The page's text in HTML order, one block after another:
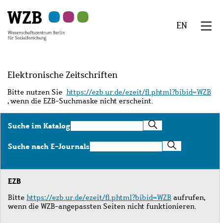
Hauptinhalt
springen
Navigation
springen
Suche
springen
Sekundärnavigation
springen
Fußzeile
springen
EN
Elektronische Zeitschriften
Bitte nutzen Sie https://ezb.ur.de/ezeit/fl.phtml?bibid=WZB
, wenn die EZB-Suchmaske nicht erscheint.
Suche im KatalogSuche
im
Katalog
Suche nach E-JournalsSuche
nach
Journals
EZB
Bitte https://ezb.ur.de/ezeit/fl.phtml?bibid=WZB aufrufen,
wenn die WZB-angepassten Seiten nicht funktionieren.